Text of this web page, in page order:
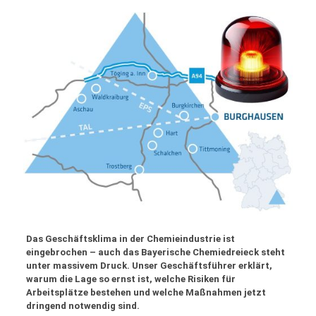
Das Geschäftsklima in der Chemieindustrie ist
eingebrochen – auch das Bayerische Chemiedreieck steht
unter massivem Druck. Unser Geschäftsführer erklärt,
warum die Lage so ernst ist, welche Risiken für
Arbeitsplätze bestehen und welche Maßnahmen jetzt
dringend notwendig sind.